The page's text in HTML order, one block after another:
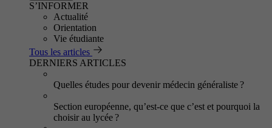
S’INFORMER
Actualité
Orientation
Vie étudiante
Tous les articles
DERNIERS ARTICLES
Quelles études pour devenir médecin généraliste ?
Section européenne, qu’est-ce que c’est et pourquoi la
choisir au lycée ?